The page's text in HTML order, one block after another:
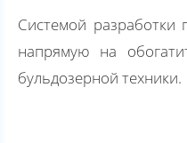
Системой
напрямую на
бульдозерной техники.